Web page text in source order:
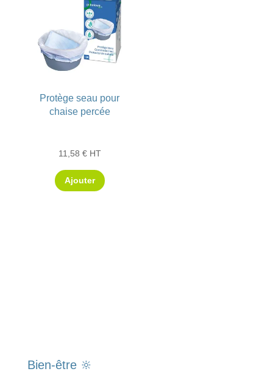
Protège seau pour
chaise percée
11,58 € HT
Ajouter
Bien-être 🔆